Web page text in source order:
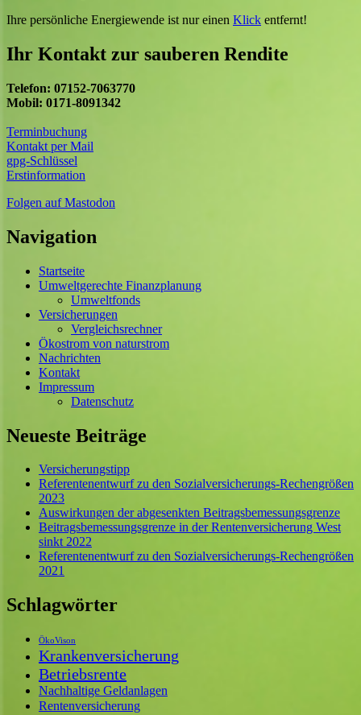
Ihre persönliche Energiewende ist nur einen Klick entfernt!
Ihr Kontakt zur sauberen Rendite
Telefon: 07152-7063770
Mobil: 0171-8091342
Terminbuchung
Kontakt per Mail
gpg-Schlüssel
Erstinformation
Folgen auf Mastodon
Navigation
Startseite
Umweltgerechte Finanzplanung
Umweltfonds
Versicherungen
Vergleichsrechner
Ökostrom von naturstrom
Nachrichten
Kontakt
Impressum
Datenschutz
Neueste Beiträge
Versicherungstipp
Referentenentwurf zu den Sozialversicherungs-Rechengrößen
2023
Auswirkungen der abgesenkten Beitragsbemessungsgrenze
Beitragsbemessungsgrenze in der Rentenversicherung West
sinkt 2022
Referentenentwurf zu den Sozialversicherungs-Rechengrößen
2021
Schlagwörter
ÖkoVison
Krankenversicherung
Betriebsrente
Nachhaltige Geldanlagen
Rentenversicherung